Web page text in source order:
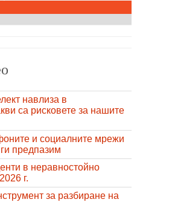
навлиза в
са рисковете за нашите
и социалните мрежи
предпазим
в неравностойно
г.
за разбиране на